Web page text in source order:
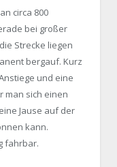
circa 800
bei großer
Strecke liegen
bergauf. Kurz
und eine
man sich einen
Jause auf der
kann.
fahrbar.